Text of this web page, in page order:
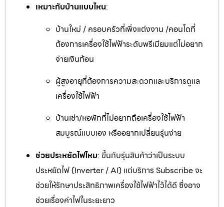
เหมาะกับบ้านแบบไหน:
บ้านใหม่ / ครอบครัวที่เพิ่งแต่งงาน /คอนโดที่
ต้องการเครื่องใช้ไฟฟ้าระดับพรีเมียมแต่ไม่อยาก
จ่ายเงินก้อน
ผู้สูงอายุที่ต้องการความสะดวกและบริการดูแล
เครื่องใช้ไฟฟ้า
บ้านเช่า/หอพักที่ไม่อยากถือเครื่องใช้ไฟฟ้า
สมบูรณ์แบบเอง หรืออยากเปลี่ยนรุ่นง่าย
ช่วยประหยัดไฟไหม: ขึ้นกับรุ่นสินค้าว่าเป็นระบบ
ประหยัดไฟ (Inverter / AI) แต่บริการ Subscribe จะ
ช่วยให้รักษาประสิทธิภาพเครื่องใช้ไฟฟ้าไว้ได้ดี ซึ่งอาจ
ช่วยเรื่องค่าไฟในระยะยาว